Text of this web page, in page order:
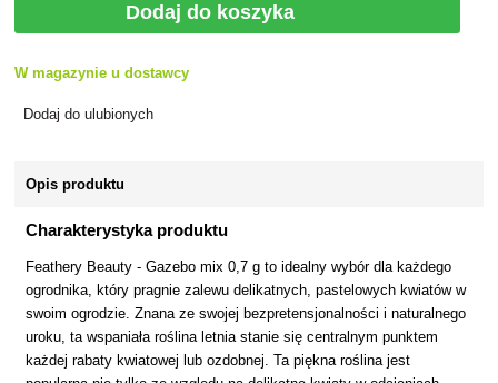
Dodaj do koszyka
W magazynie u dostawcy
Dodaj do ulubionych
Opis produktu
Charakterystyka produktu
Feathery Beauty - Gazebo mix 0,7 g to idealny wybór dla każdego
ogrodnika, który pragnie zalewu delikatnych, pastelowych kwiatów w
swoim ogrodzie. Znana ze swojej bezpretensjonalności i naturalnego
uroku, ta wspaniała roślina letnia stanie się centralnym punktem
każdej rabaty kwiatowej lub ozdobnej. Ta piękna roślina jest